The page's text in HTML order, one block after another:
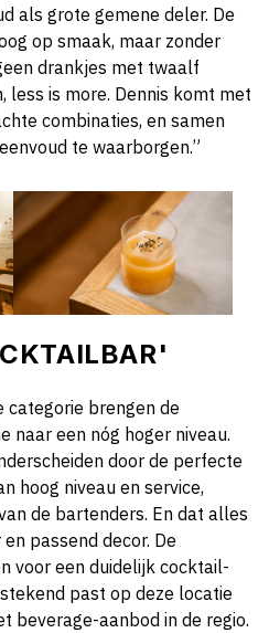
als grote gemene deler. De
op smaak, maar zonder
drankjes met twaalf
less is more. Dennis komt met
combinaties, en samen
te waarborgen.”
categorie brengen de
naar een nóg hoger niveau.
door de perfecte
hoog niveau en service,
de bartenders. En dat alles
passend decor. De
voor een duidelijk cocktail-
past op deze locatie
beverage-aanbod in de regio.